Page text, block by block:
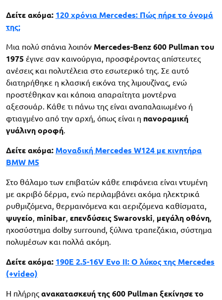
Δείτε ακόμα: 120 χρόνια Mercedes: Πώς πήρε το όνομά
της;
Μια πολύ σπάνια λοιπόν Mercedes-Benz 600 Pullman του
1975 έγινε σαν καινούργια, προσφέροντας απίστευτες
ανέσεις και πολυτέλεια στο εσωτερικό της. Σε αυτό
διατηρήθηκε η κλασική εικόνα της λιμουζίνας, ενώ
προστέθηκαν και κάποια απαραίτητα μοντέρνα
αξεσουάρ. Κάθε τι πάνω της είναι αναπαλαιωμένο ή
φτιαγμένο από την αρχή, όπως είναι η πανοραμική
γυάλινη οροφή.
Δείτε ακόμα: Μοναδική Mercedes W124 με κινητήρα
BMW M5
Στο θάλαμο των επιβατών κάθε επιφάνεια είναι ντυμένη
με ακριβό δέρμα, ενώ περιλαμβάνει ακόμα ηλεκτρικά
ρυθμιζόμενα, θερμαινόμενα και αεριζόμενα καθίσματα,
ψυγείο, minibar, επενδύσεις Swarovski, μεγάλη οθόνη,
ηχοσύστημα dolby surround, ξύλινα τραπεζάκια, σύστημα
πολυμέσων και πολλά ακόμη.
Δείτε ακόμα: 190E 2.5-16V Evo II: Ο λύκος της Mercedes
(+video)
Η πλήρης ανακατασκευή της 600 Pullman ξεκίνησε το